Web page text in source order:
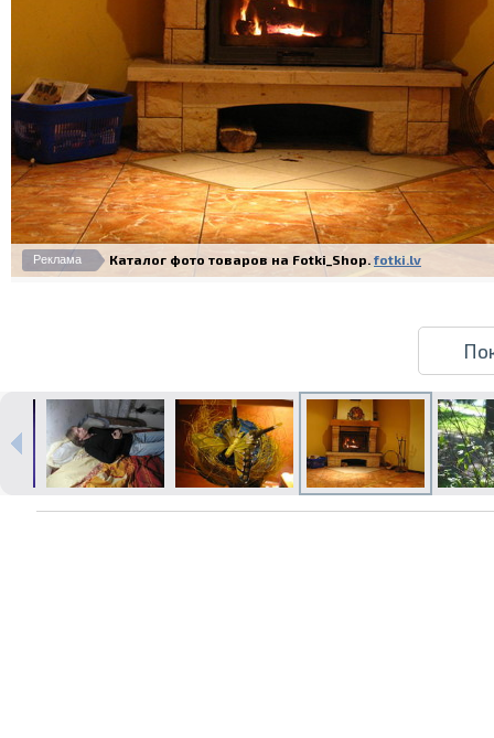
Печать в течение 1 часа в Риге –
закажите онлайн
Различные форматы и виды
Реклама Каталог фото товаров на Fotki_Shop. fotki.lv